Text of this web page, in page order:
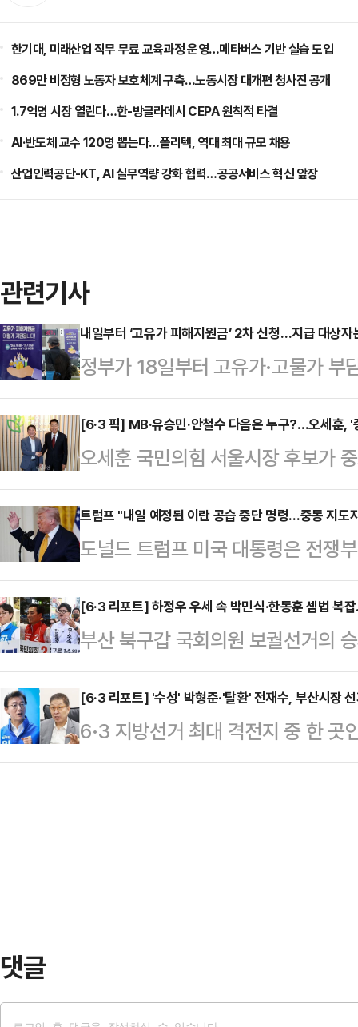
한기대, 미래산업 직무 무료 교육과정 운영…메타버스 기반 실습 도입
869만 비정형 노동자 보호체계 구축…노동시장 대개편 청사진 공개
1.7억명 시장 열린다…한-방글라데시 CEPA 원칙적 타결
AI·반도체 교수 120명 뽑는다…폴리텍, 역대 최대 규모 채용
산업인력공단-KT, AI 실무역량 강화 협력…공공서비스 혁신 앞장
관련기사
내일부터 ‘고유가 피해지원금’ 2차 신청…지급 대상자
정부가 18일부터 고유가·고물가
작한다.중동 전쟁에 따른 유가 상승
지원을 확대하겠다는 취지다.17일
2차 지급 대상자는 소득 하위 70%
을 기준으로 정해졌다.외벌이 가
▲2인 가구 14만 원 ▲3인 가구 26
원금을 받는다.지역가입자는 ▲1
가구 …
[6·3 픽] MB·유승민·안철수 다음은 누구?…오세훈, '
오세훈 국민의힘 서울시장 후보가
이유에 대해 관심이 쏠리고 있다.
권 일부의 평가절하도 존재하지만,
을 제대로 평가받기 위한 절박함이
영등포구 청년취업사관학교 영등
업사관학교'(청취사) 수료생들을
로 이명박 전 대통령, 이준석 개혁
의 만남이다.최근 오…
트럼프 "내일 예정된 이란 공습 중단 명령…중동 지도
도널드 트럼프 미국 대통령은 전쟁
령했다고 말했다.로이터통신에 따
셜미디어(SNS) 트루스소셜을 통
중단하라고 피트 헤그세스 전쟁부
혔다.그러면서 “중동 동맹국들의
다”며 “그들은 종전 합의가 이뤄질
란은 물론 중동 지역 국가 모두가
다.이어 그는 타밈…
[6·3 리포트] 하정우 우세 속 박민식·한동훈 셈법 복
부산 북구갑 국회의원 보궐선거의
가 꼽히고 있지만 정치권에서는 가
나타났다. 결국 3자 구도로 선거가
를 달리고 있는 하정우 더불어민주
이 나온다.여론조사 기관인 '여론
[6·3 리포트] '수성' 박형준·'탈환' 전재수, 부산시장
6·3 지방선거 최대 격전지 중 한 곳
후보와 박형준 국민의힘 후보의 맞
댓글